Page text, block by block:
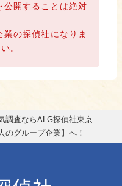
公開することは絶対
の探偵社になりま
。
調査ならALG探偵社東京
のグループ企業】へ！